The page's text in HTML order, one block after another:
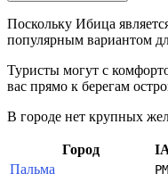
Поскольку Ибица
популярным вариантом
Туристы могут с
вас прямо к берегам
В городе нет крупных
Город
Пальма